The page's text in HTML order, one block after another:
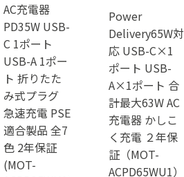
AC充電器
PD35W USB-
C 1ポート
USB-A 1ポー
ト 折りたた
み式プラグ
急速充電 PSE
適合製品 全7
色 2年保証
(MOT-
Power
Delivery65W対
応 USB-C×1
ポート USB-
A×1ポート 合
計最大63W AC
充電器 かしこ
く充電 ２年保
証（MOT-
ACPD65WU1）